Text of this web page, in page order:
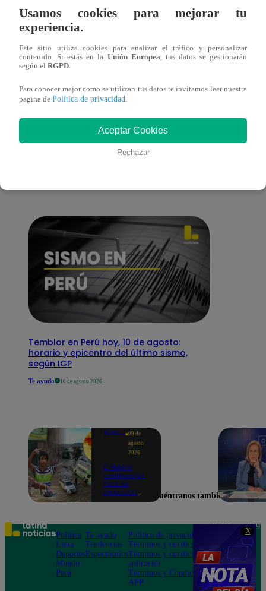
X
más unidas que nunca?
También te puede
Temblor en Perú hoy, 10 de agosto:
horario y epicentro del último sismo,
según IGP
Te ayudo 10 de agosto 2026
Política 09 de
agosto
2026
El Niño a
contrarreloj:
Perú no
ejecutó el
inundaciones
en puntos
críticos de
ríos
Usamos cookies para mejorar tu
experiencia.
Este sitio utiliza cookies para analizar el tráfico y personalizar
contenido. Si estás en la Unión Europea , tus datos se gestionarán
según el RGPD
Para conocer mejor como se utilizan tus datos te invitamos leer nuestra
pagina de Política de privacidad
Aceptar Cookies
Rechazar
Encuéntranos también en
Política
Lima
Deportes
Mundo
Perú
Te ayudo
Tendencias
Espectáculos
Política de privacidad
Términos y condiciones
Términos y condiciones
aplicación
Términos y Condiciones
APP
Teléfono: 219
Av. San
Felipe 968
Jesús María